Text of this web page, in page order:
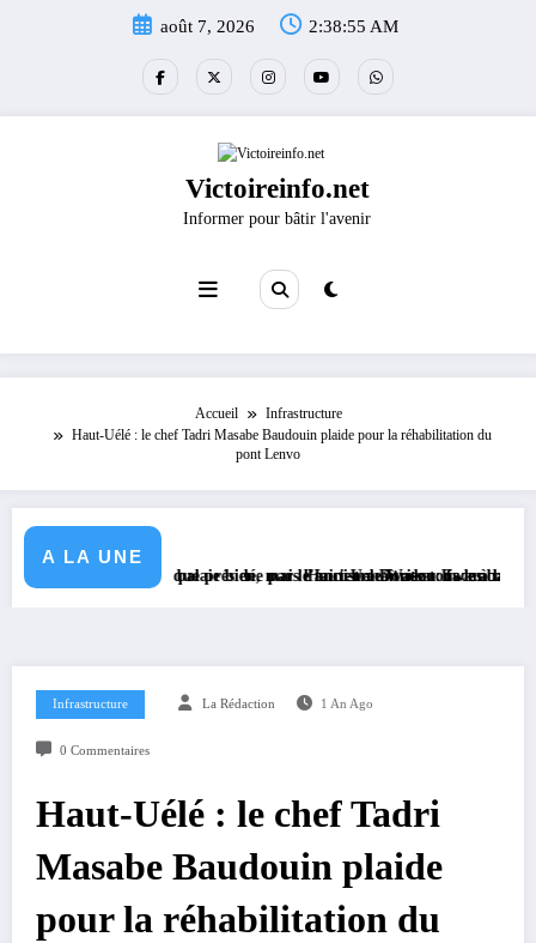
août 7, 2026 2:38:55 AM
Victoireinfo.net
Informer pour bâtir l'avenir
Accueil
Infrastructure
Haut-Uélé : le chef Tadri Masabe Baudouin plaide pour la réhabilitation du
pont Lenvo
A LA UNE
présidée par le ministre Doudou Fwamba
balai balaie bien, mais l’ancien maîtrise tous les coins », lance
Haut-Uele/Watsa : face à la hausse des
Infrastructure La Rédaction 1 An Ago
0 Commentaires
Haut-Uélé : le chef Tadri
Masabe Baudouin plaide
pour la réhabilitation du